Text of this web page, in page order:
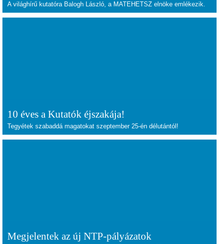
A világhírű kutatóra Balogh László, a MATEHETSZ elnöke emlékezik.
10 éves a Kutatók éjszakája!
Tegyétek szabaddá magatokat szeptember 25-én délutántól!
Megjelentek az új NTP-pályázatok